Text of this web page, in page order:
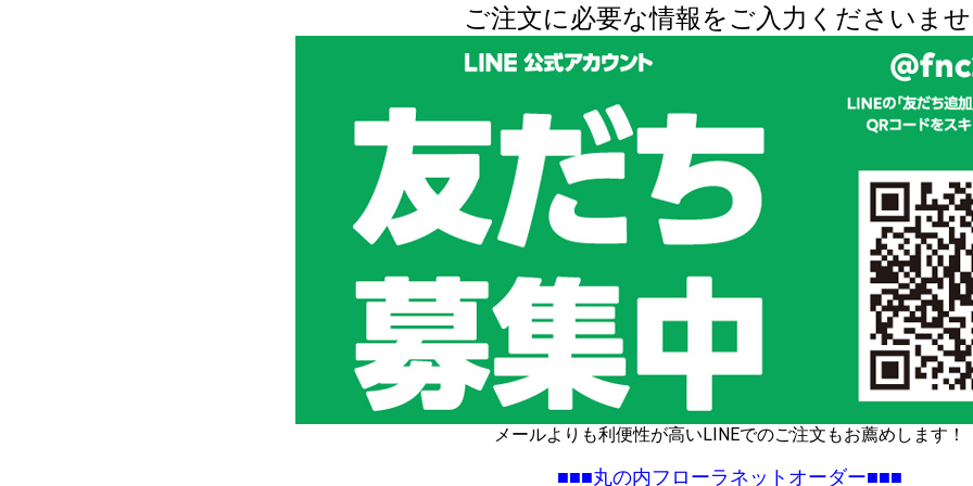
ご注文に必要な情報をご入力くださいま
メールよりも利便性が高いLINEでのご注文もお薦めします！
■■■丸の内フローラネットオーダー■■■